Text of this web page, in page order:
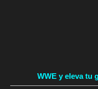
WWE y eleva tu